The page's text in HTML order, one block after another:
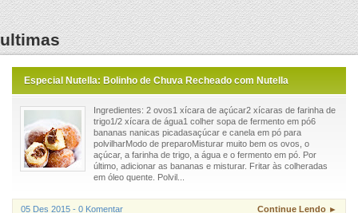
ultimas
Especial Nutella: Bolinho de Chuva Recheado com Nutella
Ingredientes: 2 ovos1 xícara de açúcar2 xícaras de farinha de
trigo1/2 xícara de água1 colher sopa de fermento em pó6
bananas nanicas picadasaçúcar e canela em pó para
polvilharModo de preparoMisturar muito bem os ovos, o
açúcar, a farinha de trigo, a água e o fermento em pó. Por
último, adicionar as bananas e misturar. Fritar às colheradas
em óleo quente. Polvil...
05 Des 2015 - 0 Komentar Continue Lendo ►